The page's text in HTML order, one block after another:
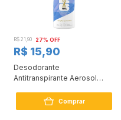
R$ 21,90 27% OFF
R$ 15,90
Desodorante
Antitranspirante Aerosol
Comprar